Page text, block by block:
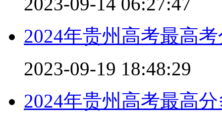
2024年贵州高考最高
2023-09-19 18:48:29
2024年贵州高考最高